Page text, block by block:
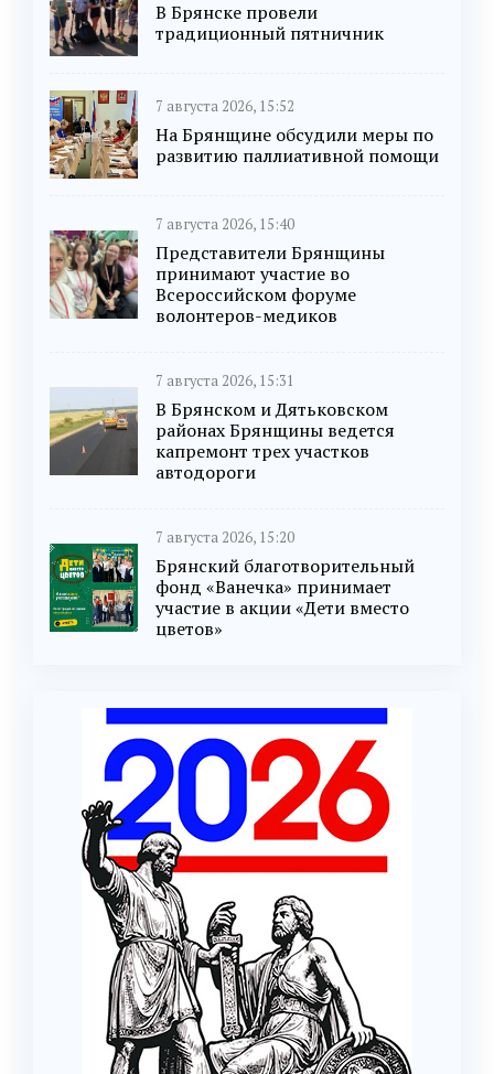
В Брянске провели
традиционный пятничник
7 августа 2026, 15:52
На Брянщине обсудили меры по
развитию паллиативной помощи
7 августа 2026, 15:40
Представители Брянщины
принимают участие во
Всероссийском форуме
волонтеров-медиков
7 августа 2026, 15:31
В Брянском и Дятьковском
районах Брянщины ведется
капремонт трех участков
автодороги
7 августа 2026, 15:20
Брянский благотворительный
фонд «Ванечка» принимает
участие в акции «Дети вместо
цветов»